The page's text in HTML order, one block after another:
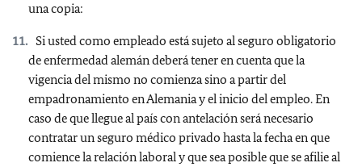
una copia:
Si usted como empleado está sujeto al seguro obligatorio
de enfermedad alemán deberá tener en cuenta que la
vigencia del mismo no comienza sino a partir del
empadronamiento en Alemania y el inicio del empleo. En
caso de que llegue al país con antelación será necesario
contratar un seguro médico privado hasta la fecha en que
comience la relación laboral y que sea posible que se afilie al